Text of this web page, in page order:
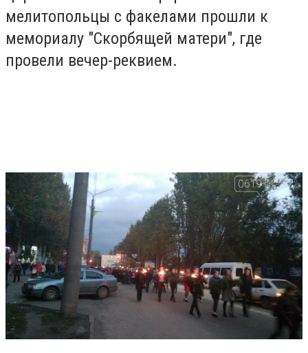
мелитопольцы с факелами прошли к
мемориалу "Скорбящей матери", где
провели вечер-реквием.